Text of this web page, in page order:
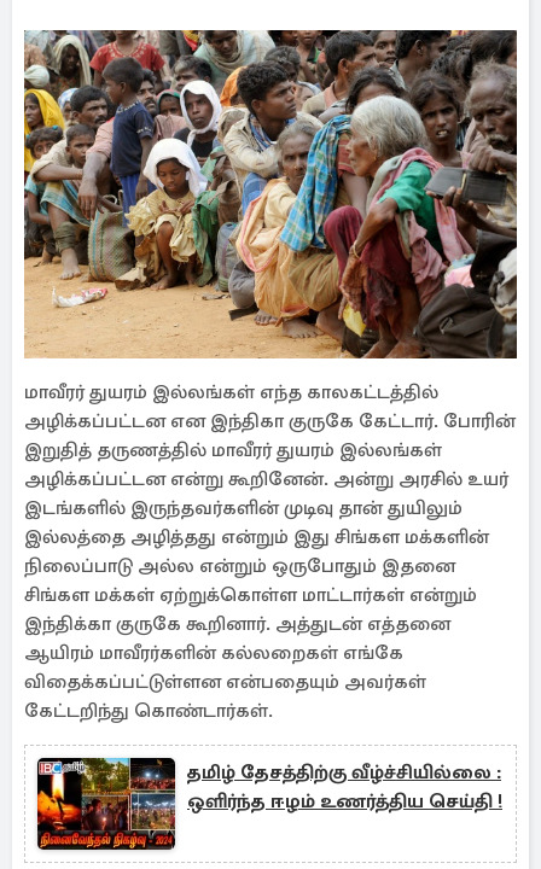
மாவீரர் துயரம் இல்லங்கள் எந்த காலகட்டத்தில்
அழிக்கப்பட்டன என இந்திகா குருகே கேட்டார். போரின்
இறுதித் தருணத்தில் மாவீரர் துயரம் இல்லங்கள்
அழிக்கப்பட்டன என்று கூறினேன். அன்று அரசில் உயர்
இடங்களில் இருந்தவர்களின் முடிவு தான் துயிலும்
இல்லத்தை அழித்தது என்றும் இது சிங்கள மக்களின்
நிலைப்பாடு அல்ல என்றும் ஒருபோதும் இதனை
சிங்கள மக்கள் ஏற்றுக்கொள்ள மாட்டார்கள் என்றும்
இந்திக்கா குருகே கூறினார். அத்துடன் எத்தனை
ஆயிரம் மாவீரர்களின் கல்லறைகள் எங்கே
விதைக்கப்பட்டுள்ளன என்பதையும் அவர்கள்
கேட்டறிந்து கொண்டார்கள்.
தமிழ் தேசத்திற்கு வீழ்ச்சியில்லை :
ஒளிர்ந்த ஈழம் உணர்த்திய செய்தி !